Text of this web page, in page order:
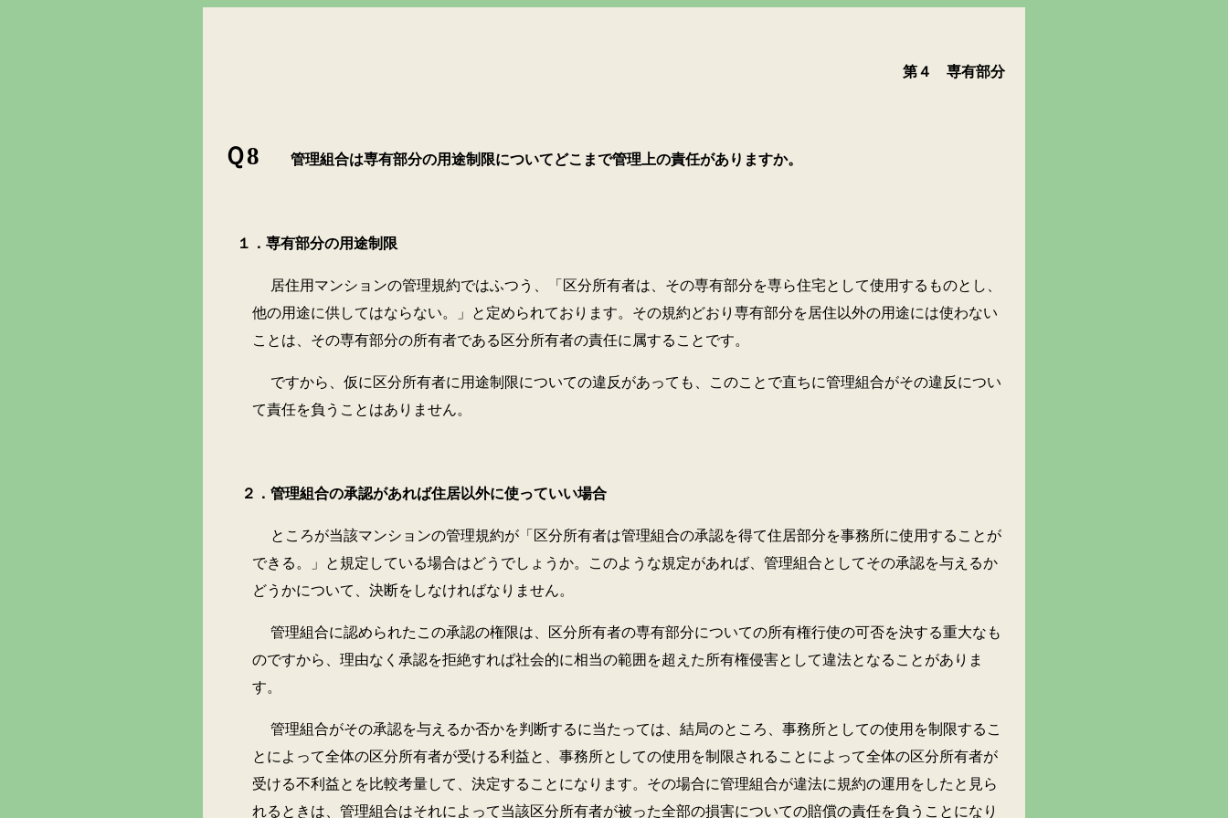
第４ 専有部分
Ｑ8 管理組合は専有部分の用途制限についてどこまで管理上の責任がありますか。
１．専有部分の用途制限
居住用マンションの管理規約ではふつう、「区分所有者は、その専有部分を専ら住宅として使用するものとし、
他の用途に供してはならない。」と定められております。その規約どおり専有部分を居住以外の用途には使わない
ことは、その専有部分の所有者である区分所有者の責任に属することです。
ですから、仮に区分所有者に用途制限についての違反があっても、このことで直ちに管理組合がその違反につい
て責任を負うことはありません。
２．管理組合の承認があれば住居以外に使っていい場合
ところが当該マンションの管理規約が「区分所有者は管理組合の承認を得て住居部分を事務所に使用することが
できる。」と規定している場合はどうでしょうか。このような規定があれば、管理組合としてその承認を与えるか
どうかについて、決断をしなければなりません。
管理組合に認められたこの承認の権限は、区分所有者の専有部分についての所有権行使の可否を決する重大なも
のですから、理由なく承認を拒絶すれば社会的に相当の範囲を超えた所有権侵害として違法となることがありま
す。
管理組合がその承認を与えるか否かを判断するに当たっては、結局のところ、事務所としての使用を制限するこ
とによって全体の区分所有者が受ける利益と、事務所としての使用を制限されることによって全体の区分所有者が
受ける不利益とを比較考量して、決定することになります。その場合に管理組合が違法に規約の運用をしたと見ら
れるときは、管理組合はそれによって当該区分所有者が被った全部の損害についての賠償の責任を負うことになり